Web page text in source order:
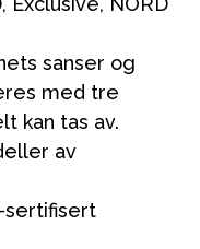
sanser og
med tre
kan tas av.
av
sertifisert